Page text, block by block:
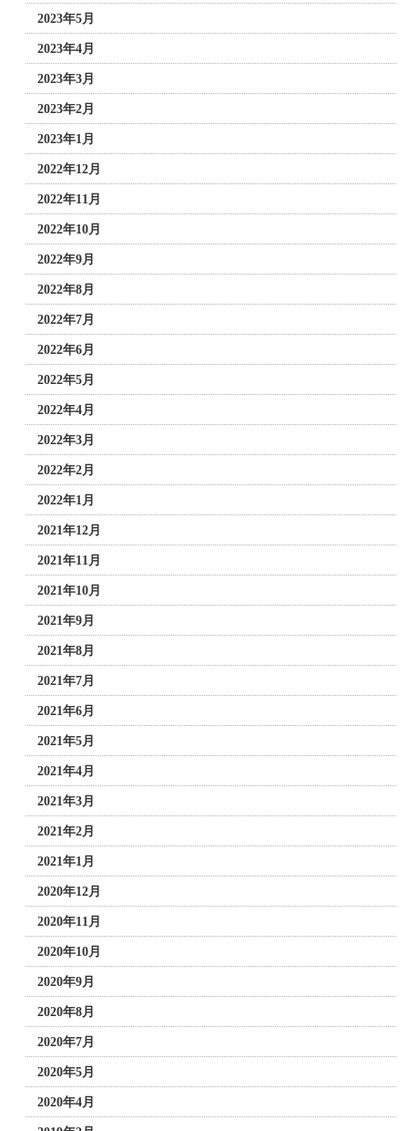
2023年5月
2023年4月
2023年3月
2023年2月
2023年1月
2022年12月
2022年11月
2022年10月
2022年9月
2022年8月
2022年7月
2022年6月
2022年5月
2022年4月
2022年3月
2022年2月
2022年1月
2021年12月
2021年11月
2021年10月
2021年9月
2021年8月
2021年7月
2021年6月
2021年5月
2021年4月
2021年3月
2021年2月
2021年1月
2020年12月
2020年11月
2020年10月
2020年9月
2020年8月
2020年7月
2020年5月
2020年4月